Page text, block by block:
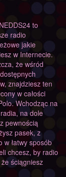
to
radio
jakie
w Internecie.
że wśród
znajdziesz ten
w całości
Wchodząc na
na dole
pewnością
pasek, z
w łatwy sposób
chcesz, by radio
ściągniesz